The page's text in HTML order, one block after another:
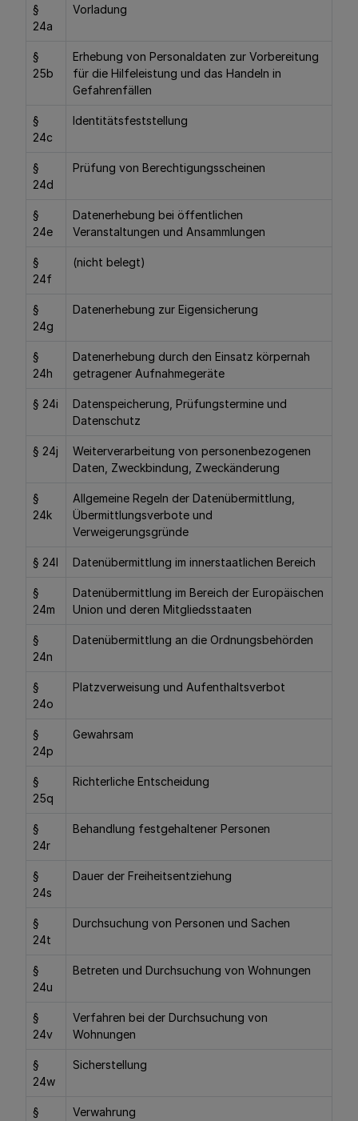
§
24a
Vorladung
§
25b
Erhebung von Personaldaten zur Vorbereitung
für die Hilfeleistung und das Handeln in
Gefahrenfällen
§
24c
Identitätsfeststellung
§
24d
Prüfung von Berechtigungsscheinen
§
24e
Datenerhebung bei öffentlichen
Veranstaltungen und Ansammlungen
§
24f
(nicht belegt)
§
24g
Datenerhebung zur Eigensicherung
§
24h
Datenerhebung durch den Einsatz körpernah
getragener Aufnahmegeräte
§ 24i
Datenspeicherung, Prüfungstermine und
Datenschutz
§ 24j
Weiterverarbeitung von personenbezogenen
Daten, Zweckbindung, Zweckänderung
§
24k
Allgemeine Regeln der Datenübermittlung,
Übermittlungsverbote und
Verweigerungsgründe
§ 24l Datenübermittlung im innerstaatlichen Bereich
§
24m
Datenübermittlung im Bereich der Europäischen
Union und deren Mitgliedsstaaten
§
24n
Datenübermittlung an die Ordnungsbehörden
§
24o
Platzverweisung und Aufenthaltsverbot
§
24p
Gewahrsam
§
25q
Richterliche Entscheidung
§
24r
Behandlung festgehaltener Personen
§
24s
Dauer der Freiheitsentziehung
§
24t
Durchsuchung von Personen und Sachen
§
24u
Betreten und Durchsuchung von Wohnungen
§
24v
Verfahren bei der Durchsuchung von
Wohnungen
§
24w
Sicherstellung
§
Verwahrung